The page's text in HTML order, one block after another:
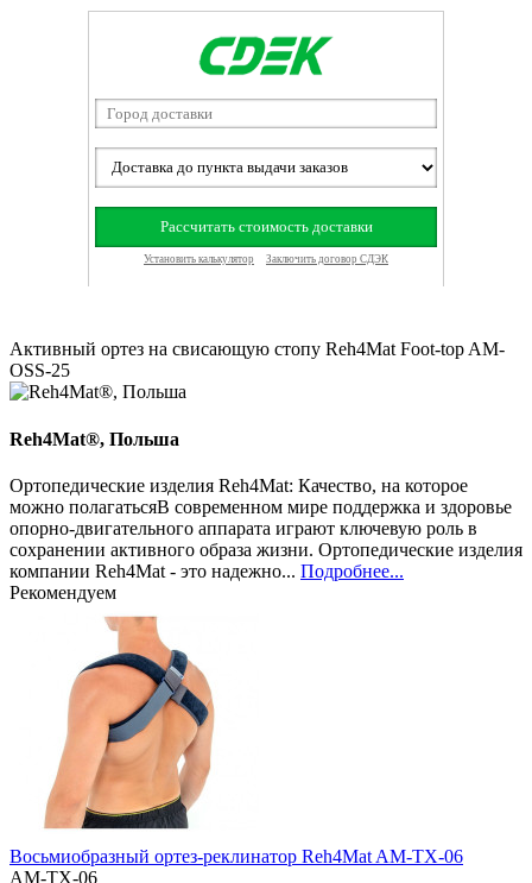
Активный ортез на свисающую стопу Reh4Mat Foot-top AM-
OSS-25
Reh4Mat®, Польша
Ортопедические изделия Reh4Mat: Качество, на которое
можно полагатьсяВ современном мире поддержка и здоровье
опорно-двигательного аппарата играют ключевую роль в
сохранении активного образа жизни. Ортопедические изделия
компании Reh4Mat - это надежно... Подробнее...
Рекомендуем
Восьмиобразный ортез-реклинатор Reh4Mat AM-TX-06
AM-TX-06